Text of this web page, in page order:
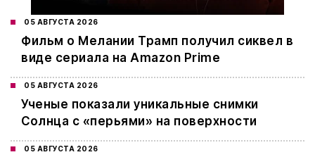
05 АВГУСТА 2026
Фильм о Мелании Трамп получил сиквел в
виде сериала на Amazon Prime
05 АВГУСТА 2026
Ученые показали уникальные снимки
Солнца с «перьями» на поверхности
05 АВГУСТА 2026